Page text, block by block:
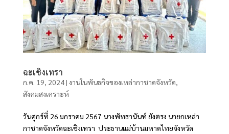
ฉะเชิงเทรา
ก.ค. 19, 2024| งานในพันธกิจของเหล่ากาชาดจังหวัด,
สังคมสงเคราะห์
วันศุกร์ที่ 26 มกราคม 2567 นางพัทธานันท์ ยังตรง นายกเหล่า
กาชาดจังหวัดฉะเชิงเทรา ประธานแม่บ้านมหาดไทยจังหวัด